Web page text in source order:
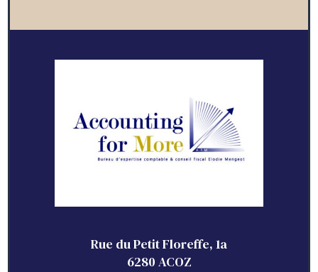
Rue du Petit Floreffe, 1a
6280 ACOZ